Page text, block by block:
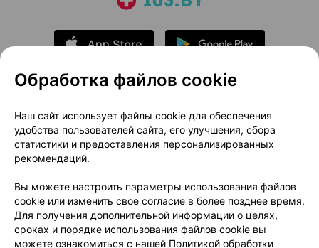
О проекте
Новости проекта
Размещение рекламы
Медицинский маркетинг
Публичный договор
Доставка
Способы оплаты
Вакансии
Партнеры
Написать руководителю 103.by
Написать в поддержку
Обработка файлов cookie
Наш сайт использует файлы cookie для обеспечения
удобства пользователей сайта, его улучшения, сбора
статистики и предоставления персонализированных
рекомендаций.
Вы можете настроить параметры использования файлов
cookie или изменить свое согласие в более позднее время.
Для получения дополнительной информации о целях,
сроках и порядке использования файлов cookie вы
можете ознакомиться с нашей Политикой обработки